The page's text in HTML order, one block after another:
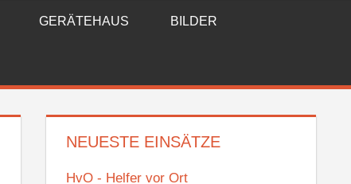
GERÄTEHAUS BILDER
NEUESTE EINSÄTZE
HvO - Helfer vor Ort